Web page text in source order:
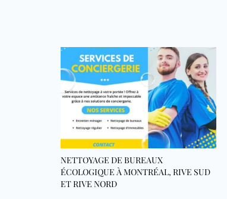
NETTOYAGE DE BUREAUX
ÉCOLOGIQUE À MONTRÉAL, RIVE SUD
ET RIVE NORD